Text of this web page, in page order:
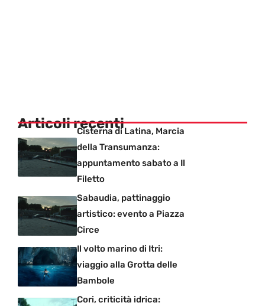
Articoli recentiCisterna di Latina, Marcia
della Transumanza:
appuntamento sabato a Il
Filetto
Sabaudia, pattinaggio
artistico: evento a Piazza
Circe
Il volto marino di Itri:
viaggio alla Grotta delle
Bambole
Cori, criticità idrica: